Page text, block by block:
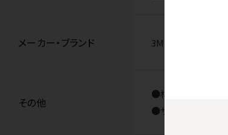
メーカー・ブランド 3M
その他
●材質／本体：古
●サイズ／縦50×